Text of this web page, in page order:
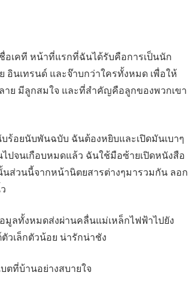
เคที หน้าที่แรกที่ฉันได้รับคือการเป็นนัก
นเทรนด์ และจ๊าบกว่าใครทั้งหมด เพื่อให้
มีลูกสมใจ และที่สำคัญคือลูกของพวกเขา
อยนับพันฉบับ ฉันต้องหยิบและเปิดมันเบาๆ
ปจนเกือบหมดแล้ว ฉันใช้มือซ้ายเปิดหนังสือ
ส่วนนี้จากหน้านิตยสารต่างๆมารวมกัน ลอก
ลทั้งหมดส่งผ่านคลื่นแม่เหล็กไฟฟ้าไปยัง
เล็กตัวน้อย น่ารักน่าชัง
ตที่บ้านอย่างสบายใจ